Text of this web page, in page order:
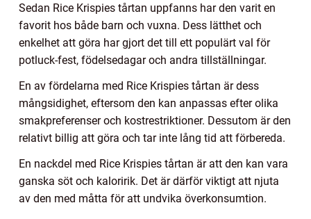
Sedan Rice Krispies tårtan uppfanns har den varit en
favorit hos både barn och vuxna. Dess lätthet och
enkelhet att göra har gjort det till ett populärt val för
potluck-fest, födelsedagar och andra tillställningar.
En av fördelarna med Rice Krispies tårtan är dess
mångsidighet, eftersom den kan anpassas efter olika
smakpreferenser och kostrestriktioner. Dessutom är den
relativt billig att göra och tar inte lång tid att förbereda.
En nackdel med Rice Krispies tårtan är att den kan vara
ganska söt och kaloririk. Det är därför viktigt att njuta
av den med måtta för att undvika överkonsumtion.